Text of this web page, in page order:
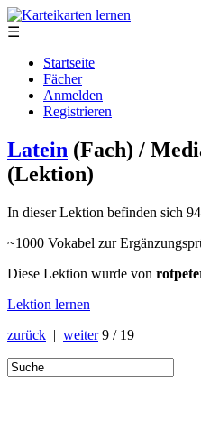
☰
Startseite
Fächer
Anmelden
Registrieren
Latein (Fach) /
(Lektion)
In dieser Lektion befinden sich
~1000 Vokabel zur
Diese Lektion wurde von
Lektion lernen
zurück | weiter 9 / 19